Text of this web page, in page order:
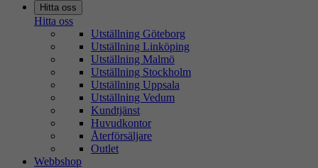
Hitta oss
Hitta oss
Utställning Göteborg
Utställning Linköping
Utställning Malmö
Utställning Stockholm
Utställning Uppsala
Utställning Vedum
Kundtjänst
Huvudkontor
Återförsäljare
Outlet
Webbshop